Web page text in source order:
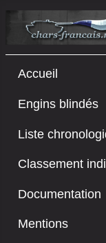
Accueil
Engins blindés
Liste
Classement
Documentation
Mentions